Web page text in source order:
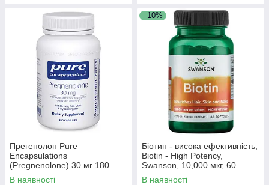
Прегенолон Pure
Encapsulations
(Pregnenolone) 30 мг 180
капсул
В наявності
–10%
Біотин - висока ефективність,
Biotin - High Potency,
Swanson, 10,000 мкг, 60
капсул
В наявності